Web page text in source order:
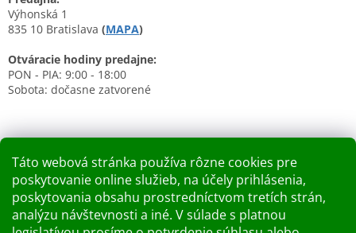
Táto webová stránka používa rôzne cookies pre
poskytovanie online služieb, na účely prihlásenia,
poskytovania obsahu prostredníctvom tretích strán,
analýzu návštevnosti a iné. V súlade s platnou
Výhonská 1
835 10 Bratislava (MAPA)
Otváracie hodiny predajne:
PON - PIA: 9:00 - 18:00
Sobota: dočasne zatvorené
Nákupný košík
0KS / 0 €